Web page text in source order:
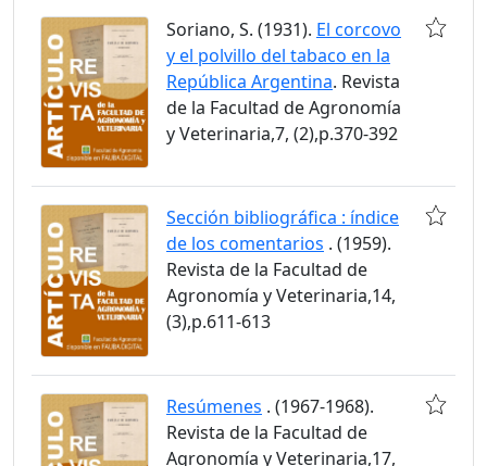
Soriano, S. (1931). El corcovo
y el polvillo del tabaco en la
República Argentina. Revista
de la Facultad de Agronomía
y Veterinaria,7, (2),p.370-392
Sección bibliográfica : índice
de los comentarios . (1959).
Revista de la Facultad de
Agronomía y Veterinaria,14,
(3),p.611-613
Resúmenes . (1967-1968).
Revista de la Facultad de
Agronomía y Veterinaria,17,